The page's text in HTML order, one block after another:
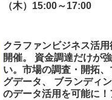
（木）15:00～17:00
クラファンビジネス活
開催。 資金調達だけが
い。市場の調査・開拓
グデータ、 ブランディ
のデータ活用を可能に